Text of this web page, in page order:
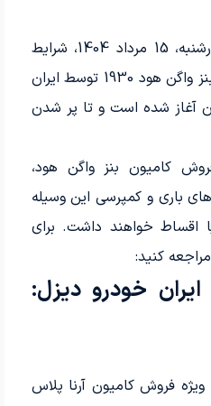
از ساعت 10 صبح روز چهارشنبه، 15 مرداد 1404، شرایط
ویژه‌ای برای فروش کامیون بنز واگن هود 1930 توسط ایران
آغاز شده است و تا پر شدن
کامیون بنز واگن هود،
باری و کمپرسی این وسیله
اقساط خواهند داشت. برای
کنید:
خودرو دیزل:
فروش کامیون آرنا پلاس